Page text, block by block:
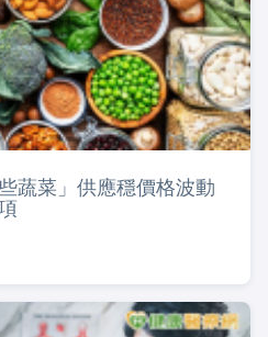
蔬菜」供應穩價格波動